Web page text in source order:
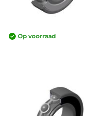
Op voorraad